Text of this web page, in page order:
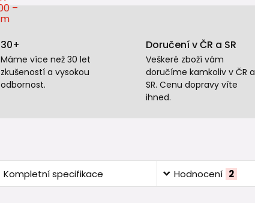
30+
Máme více než 30 let
zkušeností a vysokou
odbornost.
Doručení v ČR a SR
Veškeré zboží vám
doručíme kamkoliv v ČR a
SR. Cenu dopravy víte
ihned.
Kompletní specifikace Hodnocení 2